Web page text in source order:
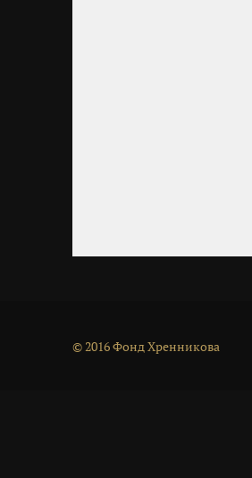
© 2016 Фонд Хренникова